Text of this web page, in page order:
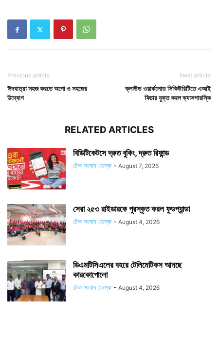
Previous article
ঈদযাত্রা সহজ করতে অপো ও সহজের
উদ্যোগ
Next article
ক্লাউড ওয়ার্কলোড সিকিউরিটিতে এআই
ফিচার যুক্ত করল ক্যাসপারস্কি
RELATED ARTICLES
বিডিটিকেটসে দ্রুত বুকিং, দ্রুত রিফান্ড
টেক সংবাদ ডেস্ক - August 7, 2026
সেরা ২৫৩ রাইডারকে পুরস্কৃত করল ফুডপ্যান্ডা
টেক সংবাদ ডেস্ক - August 4, 2026
ডিএমটিসিএলের বহরে টেলিমেটিকস আনছে
কারকোপোলো
টেক সংবাদ ডেস্ক - August 4, 2026